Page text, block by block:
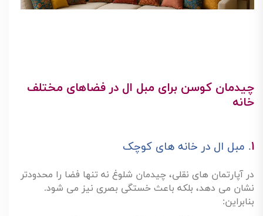
چیدمان کوسن برای مبل ال در فضاهای مختلف
خانه
۱. مبل ال در خانه های کوچک
در آپارتمان های نقلی، چیدمان شلوغ نه تنها فضا را محدودتر
نشان می دهد، بلکه باعث خستگی بصری نیز می شود.
بنابراین: